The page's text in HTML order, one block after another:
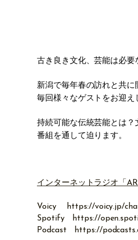
古き良き文化、芸能は必要
新潟で毎年春の訪れと共に
毎回様々なゲストをお迎え
持続可能な伝統芸能とは？
番組を通して迫ります。
インターネットラジオ「
Voicy
https://voicy.jp/
Spotify
https://
Podcast
https://